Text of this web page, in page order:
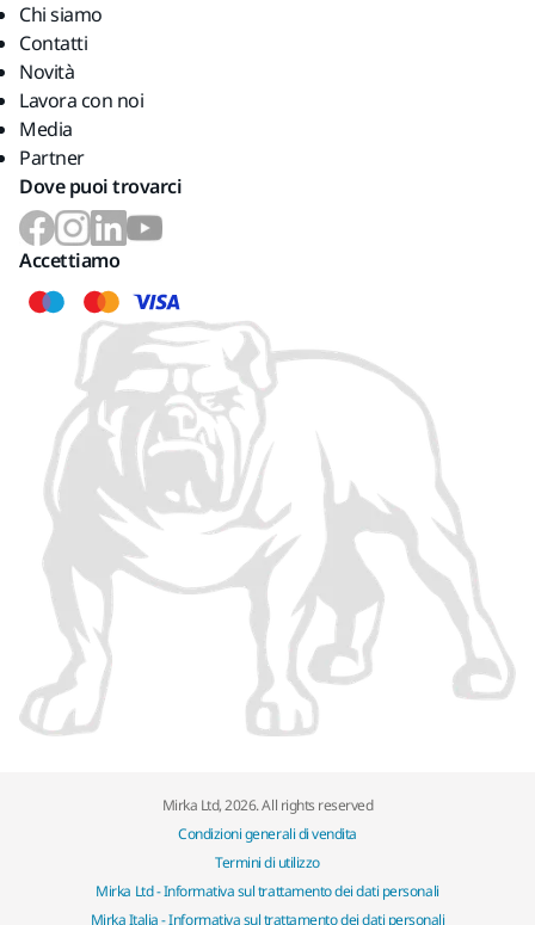
Chi siamo
Contatti
Novità
Lavora con noi
Media
Partner
Dove puoi trovarci
Accettiamo
Mirka Ltd, 2026. All rights reserved
Condizioni generali di vendita
Termini di utilizzo
Mirka Ltd - Informativa sul trattamento dei dati personali
Mirka Italia - Informativa sul trattamento dei dati personali